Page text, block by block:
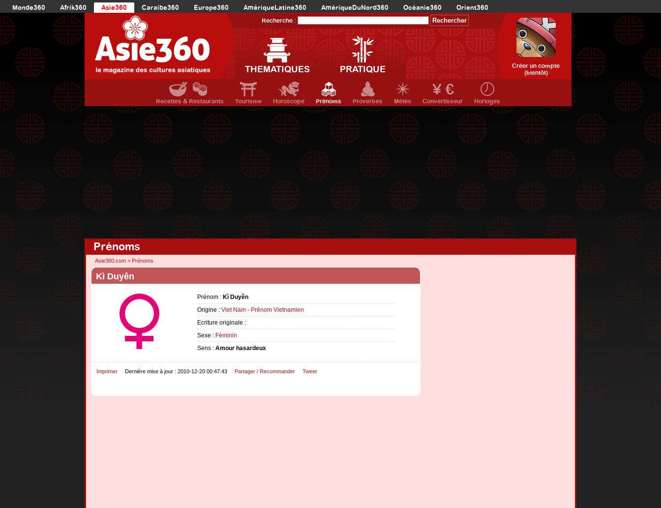
Monde360 Afrik360 Asie360 Caraibe360 Europe360 AmériqueLatine360 AmériqueDuNord360 Océanie360 Orient360
Recherche :
THEMATIQUES PRATIQUE
Créer un compte
(bientôt)
Recettes & Restaurants Tourisme Horoscope Prénoms Proverbes Météo Convertisseur Horloges
Prénoms
Asie360.com > Prénoms
Kì Duyên
Prénom : Kì Duyên
Origine : Viet Nam - Prénom Vietnamien
Ecriture originale :
Sexe : Féminin
Sens : Amour hasardeux
Imprimer Dernière mise à jour : 2010-12-20 00:47:43 Partager / Recommander Tweet